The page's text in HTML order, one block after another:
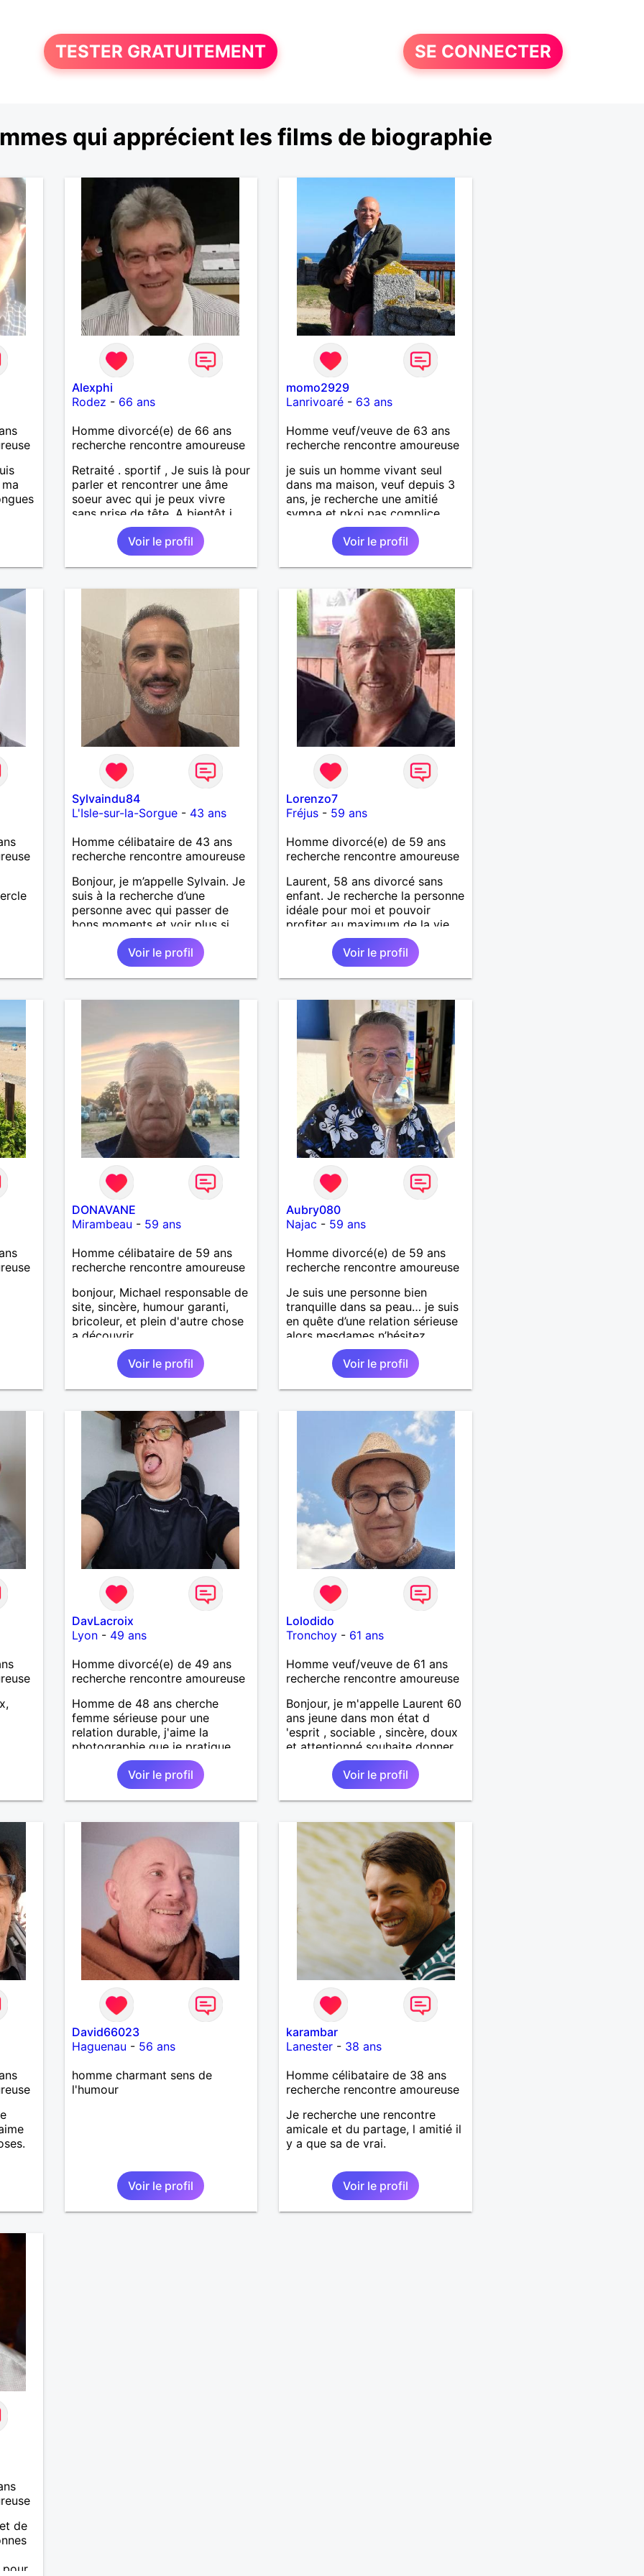
TESTER GRATUITEMENT SE CONNECTER
qui apprécient les films de biographie
en
que
et
le
Alexphi
Rodez - 66 ans
Homme divorcé(e) de 66 ans
recherche rencontre amoureuse
Retraité . sportif , Je suis là pour
parler et rencontrer une âme
soeur avec qui je peux vivre
sans prise de tête. A bientôt j
espère . Amicalement
Voir le profil
momo2929
Lanrivoaré - 63 ans
Homme veuf/veuve de 63 ans
recherche rencontre amoureuse
je suis un homme vivant seul
dans ma maison, veuf depuis 3
ans, je recherche une amitié
sympa et pkoi pas complice
avec femme de la cinquantaine
à soixantaine passée . Aimerais
la sentir coquinette, pour se
faire des bisous et qui sait se
Voir le profil
Sylvaindu84
L'Isle-sur-la-Sorgue- 43 ans
Homme célibataire de 43 ans
recherche rencontre amoureuse
Bonjour, je m’appelle Sylvain. Je
suis à la recherche d’une
personne avec qui passer de
bons moments et voir plus si
nous nous correspondons.
J’aime la nature, les voyages et
aussi faire la fête de temps en
temps ;-)Je suis papa d’un petit
J’aime à peu près tous les styles
de musique. (Oui je suis pas trop
fan de Jul). Je fais du sport
pour garder la forme et plutôt
agréable à regarder. (Enfin je le
pense en tout cas 😂)
Voir le profil
Lorenzo7
Fréjus - 59 ans
Homme divorcé(e) de 59 ans
recherche rencontre amoureuse
Laurent, 58 ans divorcé sans
enfant. Je recherche la personne
idéale pour moi et pouvoir
profiter au maximum de la vie
de couple
Voir le profil
DONAVANE
Mirambeau - 59 ans
Homme célibataire de 59 ans
recherche rencontre amoureuse
bonjour, Michael responsable de
site, sincère, humour garanti,
bricoleur, et plein d'autre chose
a découvrir
Voir le profil
Aubry080
Najac - 59 ans
Homme divorcé(e) de 59 ans
recherche rencontre amoureuse
Je suis une personne bien
tranquille dans sa peau… je suis
en quête d’une relation sérieuse
alors mesdames n’hésitez
surtout pas ! Au plaisir de vous
lire. Laissez-moi vos infos
Voir le profil
DavLacroix
Lyon- 49 ans
Homme divorcé(e) de 49 ans
recherche rencontre amoureuse
Homme de 48 ans cherche
femme sérieuse pour une
relation durable, j'aime la
photographie que je pratique,
mais l'art en général, j'aime
bricoler, marcher, resto, ciné,
mais aussi passer des moments
calme devant un bon film ou une
Voir le profil
Lolodido
Tronchoy - 61 ans
Homme veuf/veuve de 61 ans
recherche rencontre amoureuse
Bonjour, je m'appelle Laurent 60
ans jeune dans mon état d
'esprit , sociable , sincère, doux
et attentionné souhaite donner
de la tendresse , de l'amour et
beaucoup de bonheur a la
femme qui souhaitera partager
ma vie . Bientôt en retraite a la
contrainte. Digne de confiance à
la femme qui voudras m 'en
accorder en toute sincérité.
Pour le reste venez me
découvrir par un échange.
Voir le profil
et
David66023
Haguenau - 56 ans
homme charmant sens de
l'humour
Voir le profil
karambar
Lanester - 38 ans
Homme célibataire de 38 ans
recherche rencontre amoureuse
Je recherche une rencontre
amicale et du partage, l amitié il
y a que sa de vrai.
Voir le profil
de
pour